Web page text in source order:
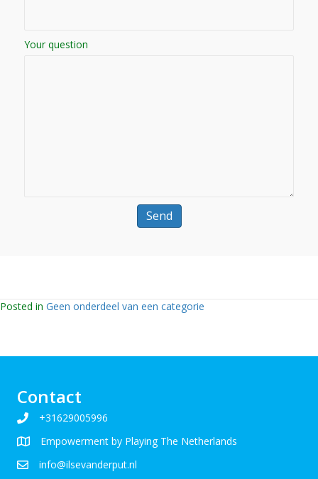
Your question
Posted in Geen onderdeel van een categorie
Contact
+31629005996
Empowerment by Playing The Netherlands
info@ilsevanderput.nl